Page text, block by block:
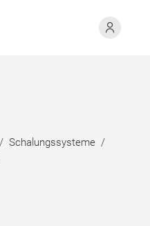
Schalungssysteme